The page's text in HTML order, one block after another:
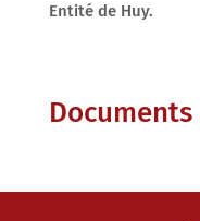
Entité de Huy.